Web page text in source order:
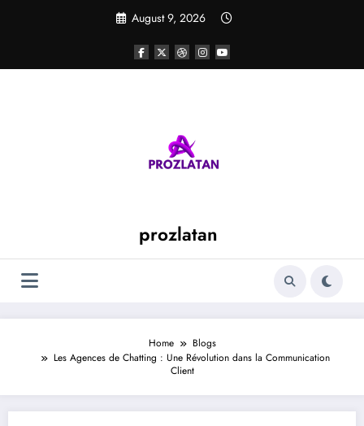
August 9, 2026
prozlatan
Home
Blogs
Les Agences de Chatting : Une Révolution dans la Communication
Client